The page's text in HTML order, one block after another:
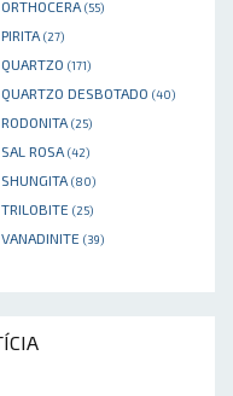
ORTHOCERA (55)
PIRITA (27)
QUARTZO (171)
QUARTZO DESBOTADO (40)
RODONITA (25)
SAL ROSA (42)
SHUNGITA (80)
TRILOBITE (25)
VANADINITE (39)